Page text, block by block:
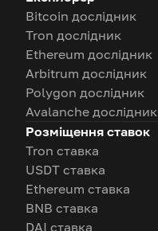
Bitcoin дослідник
Tron дослідник
Ethereum дослідник
Arbitrum дослідник
Polygon дослідник
Avalanche дослідник
Розміщення ставок
Tron ставка
USDT ставка
Ethereum ставка
BNB ставка
DAI ставка